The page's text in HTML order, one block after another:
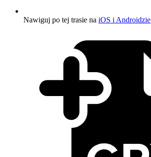
Nawiguj po tej trasie na iOS i Androidzie